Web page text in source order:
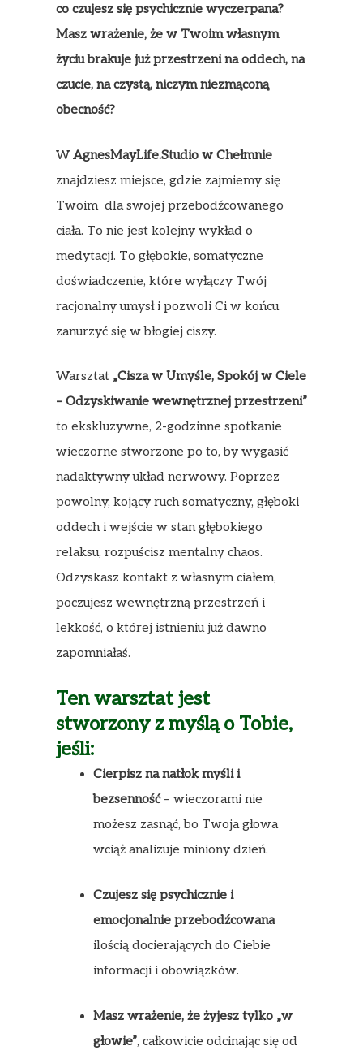
co czujesz się psychicznie wyczerpana?
Masz wrażenie, że w Twoim własnym
życiu brakuje już przestrzeni na oddech, na
czucie, na czystą, niczym niezmąconą
obecność?
WAgnesMayLife.Studio w Chełmnie
znajdziesz miejsce, gdzie zajmiemy się
Twoim dla swojej przebodźcowanego
ciała. To nie jest kolejny wykład o
medytacji. To głębokie, somatyczne
doświadczenie, które wyłączy Twój
racjonalny umysł i pozwoli Ci w końcu
zanurzyć się w błogiej ciszy.
Warsztat „Cisza w Umyśle, Spokój w Ciele
– Odzyskiwanie wewnętrznej przestrzeni”
to ekskluzywne, 2-godzinne spotkanie
wieczorne stworzone po to, by wygasić
nadaktywny układ nerwowy. Poprzez
powolny, kojący ruch somatyczny, głęboki
oddech i wejście w stan głębokiego
relaksu, rozpuścisz mentalny chaos.
Odzyskasz kontakt z własnym ciałem,
poczujesz wewnętrzną przestrzeń i
lekkość, o której istnieniu już dawno
zapomniałaś.
Ten warsztat jest
stworzony z myślą o Tobie,
jeśli:
Cierpisz na natłok myśli i
bezsenność– wieczorami nie
możesz zasnąć, bo Twoja głowa
wciąż analizuje miniony dzień.
Czujesz się psychicznie i
emocjonalnie przebodźcowana
ilością docierających do Ciebie
informacji i obowiązków.
Masz wrażenie, że żyjesz tylko „w
głowie”, całkowicie odcinając się od